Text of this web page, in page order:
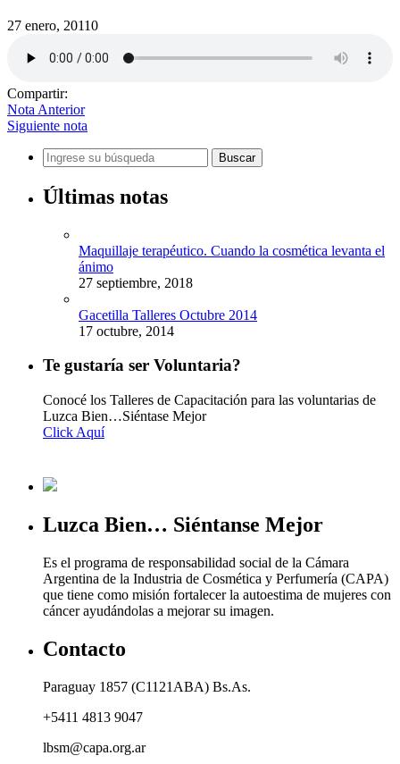
27 enero, 20110
Compartir:
Nota Anterior
Siguiente nota
Últimas notas
Maquillaje terapéutico. Cuando la cosmética levanta el
ánimo
27 septiembre, 2018
Gacetilla Talleres Octubre 2014
17 octubre, 2014
Te gustaría ser Voluntaria?
Conocé los Talleres de Capacitación para las voluntarias de
Luzca Bien…Siéntase Mejor
Click Aquí
Luzca Bien… Siéntanse Mejor
Es el programa de responsabilidad social de la Cámara
Argentina de la Industria de Cosmética y Perfumería (CAPA)
que tiene como misión fortalecer la autoestima de mujeres con
cáncer ayudándolas a mejorar su imagen.
Contacto
Paraguay 1857 (C1121ABA) Bs.As.
+5411 4813 9047
lbsm@capa.org.ar